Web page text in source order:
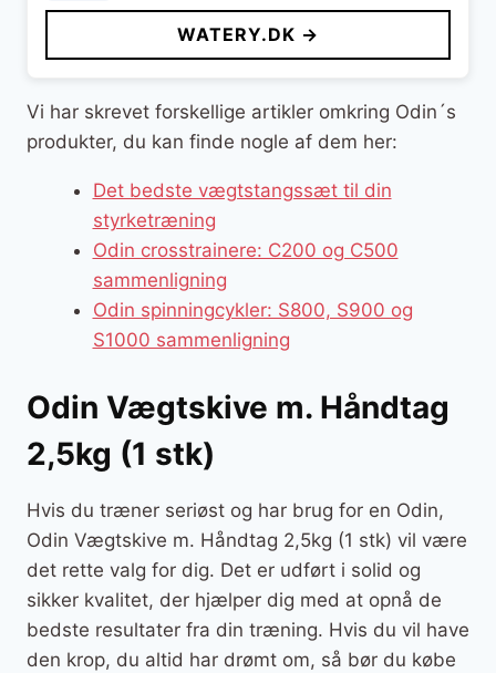
WATERY.DK →
Vi har skrevet forskellige artikler omkring Odin´s
produkter, du kan finde nogle af dem her:
Det bedste vægtstangssæt til din
styrketræning
Odin crosstrainere: C200 og C500
sammenligning
Odin spinningcykler: S800, S900 og
S1000 sammenligning
Odin Vægtskive m. Håndtag
2,5kg (1 stk)
Hvis du træner seriøst og har brug for en Odin,
Odin Vægtskive m. Håndtag 2,5kg (1 stk) vil være
det rette valg for dig. Det er udført i solid og
sikker kvalitet, der hjælper dig med at opnå de
bedste resultater fra din træning. Hvis du vil have
den krop, du altid har drømt om, så bør du købe